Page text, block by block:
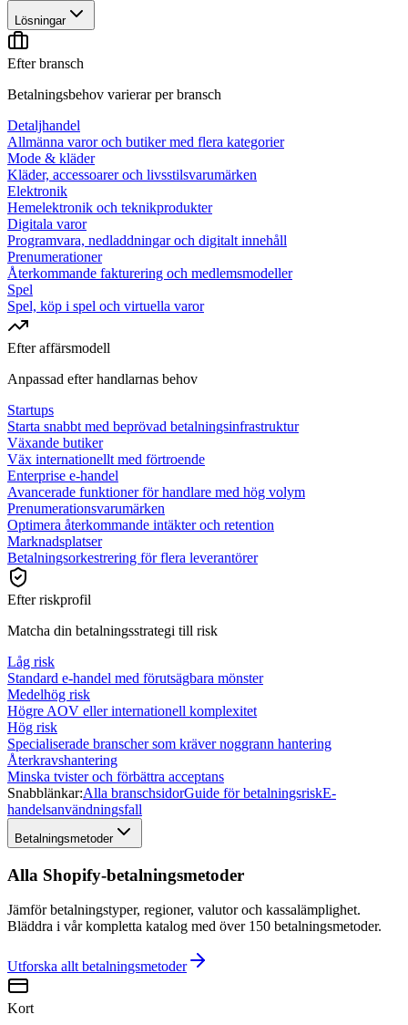
Lösningar
Efter bransch
Betalningsbehov varierar per bransch
Detaljhandel
Allmänna varor och butiker med flera kategorier
Mode & kläder
Kläder, accessoarer och livsstilsvarumärken
Elektronik
Hemelektronik och teknikprodukter
Digitala varor
Programvara, nedladdningar och digitalt innehåll
Prenumerationer
Återkommande fakturering och medlemsmodeller
Spel
Spel, köp i spel och virtuella varor
Efter affärsmodell
Anpassad efter handlarnas behov
Startups
Starta snabbt med beprövad betalningsinfrastruktur
Växande butiker
Väx internationellt med förtroende
Enterprise e-handel
Avancerade funktioner för handlare med hög volym
Prenumerationsvarumärken
Optimera återkommande intäkter och retention
Marknadsplatser
Betalningsorkestrering för flera leverantörer
Efter riskprofil
Matcha din betalningsstrategi till risk
Låg risk
Standard e-handel med förutsägbara mönster
Medelhög risk
Högre AOV eller internationell komplexitet
Hög risk
Specialiserade branscher som kräver noggrann hantering
Återkravshantering
Minska tvister och förbättra acceptans
Snabblänkar:Alla branschsidorGuide för betalningsriskE-
handelsanvändningsfall
Betalningsmetoder
Alla Shopify-betalningsmetoder
Jämför betalningstyper, regioner, valutor och kassalämplighet.
Bläddra i vår kompletta katalog med över 150 betalningsmetoder.
Utforska allt betalningsmetoder
Kort